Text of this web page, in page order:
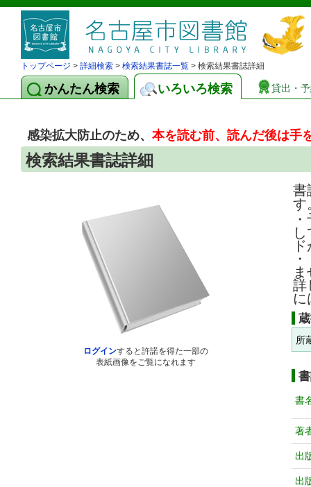
トップページ > 詳細検索 > 検索結果書誌一覧 > 検索結果書誌詳細
かんたん検索 いろいろ検索 貸出・
感染拡大防止のため、本を読む前、読んだ後は手
検索結果書誌詳細
ログインすると許諾を得た一部の
表紙画像をご覧になれます
書
す
詳
に
所
書
著
出
出